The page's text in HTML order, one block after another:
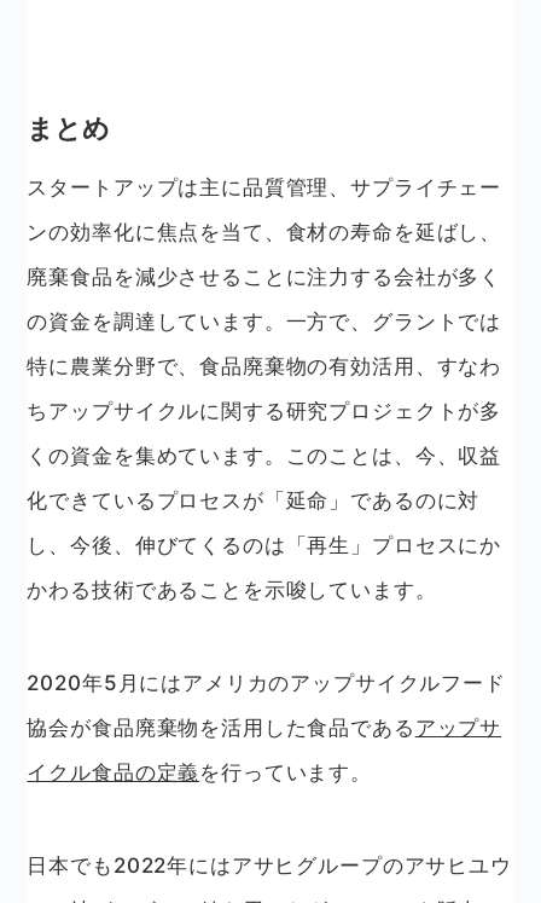
まとめ
スタートアップは主に品質管理、サプライチェー
ンの効率化に焦点を当て、食材の寿命を延ばし、
廃棄食品を減少させることに注力する会社が多く
の資金を調達しています。一方で、グラントでは
特に農業分野で、食品廃棄物の有効活用、すなわ
ちアップサイクルに関する研究プロジェクトが多
くの資金を集めています。このことは、今、収益
化できているプロセスが「延命」であるのに対
し、今後、伸びてくるのは「再生」プロセスにか
かわる技術であることを示唆しています。
2020年5月にはアメリカのアップサイクルフード
協会が食品廃棄物を活用した食品である アップサ
イクル食品の定義 を行っています。
日本でも2022年にはアサヒグループのアサヒユウ